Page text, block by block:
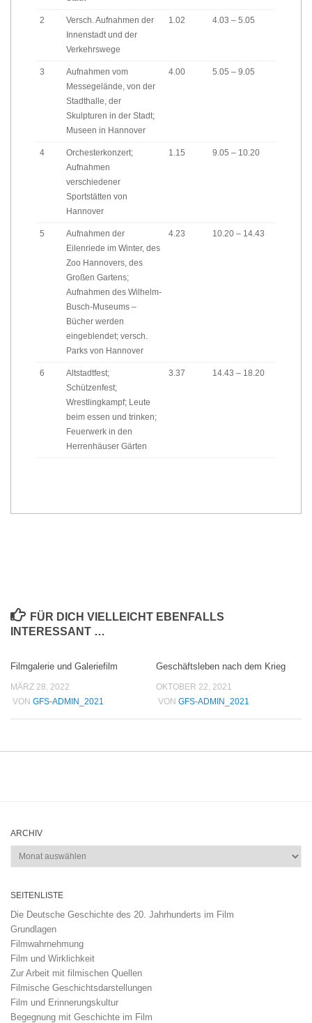
2
Versch. Aufnahmen der
Innenstadt und der
Verkehrswege
1.02 4.03 – 5.05
3
Aufnahmen vom
Messegelände, von der
Stadthalle, der
Skulpturen in der Stadt;
Museen in Hannover
4.00 5.05 – 9.05
4
Orchesterkonzert;
Aufnahmen
verschiedener
Sportstätten von
Hannover
1.15 9.05 – 10.20
5
Aufnahmen der
Eilenriede im Winter, des
Zoo Hannovers, des
Großen Gartens;
Aufnahmen des Wilhelm-
Busch-Museums –
Bücher werden
eingeblendet; versch.
Parks von Hannover
4.23 10.20 – 14.43
6
Altstadtfest;
Schützenfest;
Wrestlingkampf; Leute
beim essen und trinken;
Feuerwerk in den
Herrenhäuser Gärten
3.37 14.43 – 18.20
FÜR DICH VIELLEICHT EBENFALLS
INTERESSANT …
Filmgalerie und Galeriefilm
MÄRZ 28, 2022
VON GFS-ADMIN_2021
Geschäftsleben nach dem Krieg
OKTOBER 22, 2021
VON GFS-ADMIN_2021
ARCHIV
Archiv
SEITENLISTE
Die Deutsche Geschichte des 20. Jahrhunderts im Film
Grundlagen
Filmwahrnehmung
Film und Wirklichkeit
Zur Arbeit mit filmischen Quellen
Filmische Geschichtsdarstellungen
Film und Erinnerungskultur
Begegnung mit Geschichte im Film